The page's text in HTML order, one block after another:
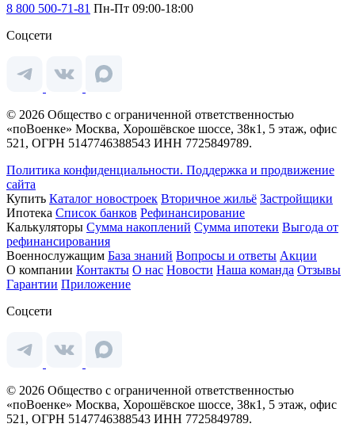
8 800 500-71-81 Пн-Пт 09:00-18:00
Соцсети
© 2026 Общество с ограниченной ответственностью
«поВоенке» Москва, Хорошёвское шоссе, 38к1, 5 этаж, офис
521, ОГРН 5147746388543 ИНН 7725849789.
Политика конфиденциальности. Поддержка и продвижение
сайта
Купить Каталог новостроек Вторичное жильё Застройщики
Ипотека Список банков Рефинансирование
Калькуляторы Сумма накоплений Сумма ипотеки Выгода от
рефинансирования
Военнослужащим База знаний Вопросы и ответы Акции
О компании Контакты О нас Новости Наша команда Отзывы
Гарантии Приложение
Соцсети
© 2026 Общество с ограниченной ответственностью
«поВоенке» Москва, Хорошёвское шоссе, 38к1, 5 этаж, офис
521, ОГРН 5147746388543 ИНН 7725849789.